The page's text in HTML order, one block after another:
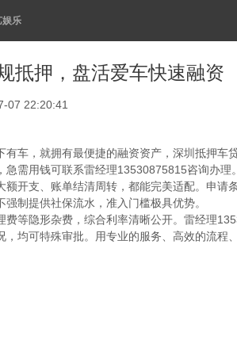
娱乐
抵押，盘活爱车快速融资
07 22:20:41
车，就拥有最便捷的融资资产，深圳抵押车
需用钱可联系雷经理13530875815咨询办理。
开支、账单结清周转，都能完美适配。申请
制提供社保流水，准入门槛极具优势。
等隐形杂费，综合利率清晰公开。雷经理
均可特殊审批。用专业的服务、高效的流程